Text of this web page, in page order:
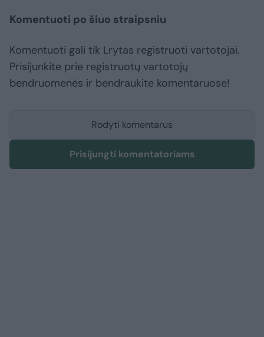
Komentuoti po šiuo straipsniu
Komentuoti gali tik Lrytas registruoti vartotojai.
Prisijunkite prie registruotų vartotojų
bendruomenės ir bendraukite komentaruose!
Rodyti komentarus
Prisijungti komentatoriams